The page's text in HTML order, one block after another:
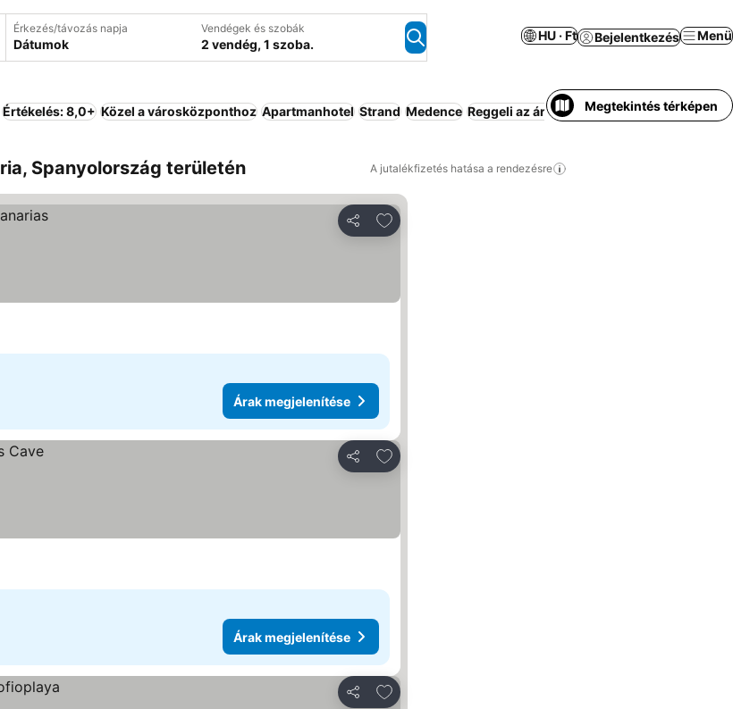
Érkezés/távozás napja
Dátumok
Vendégek és szobák
2 vendég, 1 szoba.
HU · Ft Bejelentkezés Menü
Értékelés: 8,0+ Közel a városközponthoz Apartmanhotel Strand Medence Reggeli az árban All-inclusive
Megtekintés térképen
Spanyolország területén A jutalékfizetés hatása a rendezésre
Megosztás
Hozzáadás a kedvencekhez
Árak megjelenítése
Megosztás
Hozzáadás a kedvencekhez
Árak megjelenítése
Megosztás
Hozzáadás a kedvencekhez